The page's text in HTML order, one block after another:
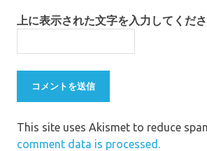
上に表示された文字を入力してくださ
This site uses Akismet to reduce
comment data is processed.